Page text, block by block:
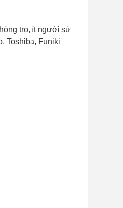
trọ, ít người sử
Toshiba, Funiki.